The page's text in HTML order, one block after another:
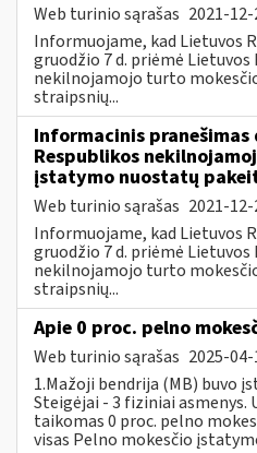
Web turinio sąrašas 2021-
Informuojame, kad Lietuvos
gruodžio 7 d. priėmė Lietuvos
nekilnojamojo turto
straipsnių...
Informacinis pranešimas
Respublikos
įstatymo nuostatų
Web turinio sąrašas 2021-
Informuojame, kad Lietuvos
gruodžio 7 d. priėmė Lietuvos
nekilnojamojo turto
straipsnių...
Apie 0 proc. pelno
Web turinio sąrašas 2025-
1.Mažoji bendrija (MB) buvo
Steigėjai - 3 fiziniai asmenys.
taikomas 0 proc. pelno
visas Pelno mokesčio